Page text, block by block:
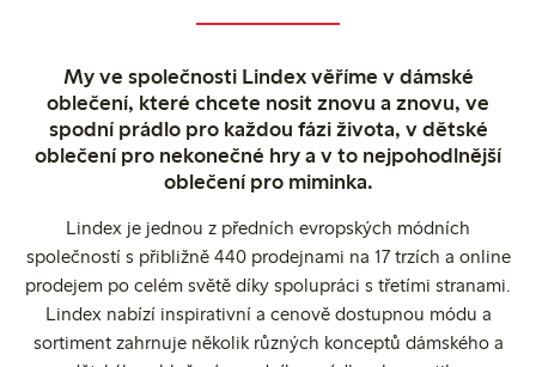
My ve společnosti Lindex věříme v dámské
oblečení, které chcete nosit znovu a znovu, ve
spodní prádlo pro každou fázi života, v dětské
oblečení pro nekonečné hry a v to nejpohodlnější
oblečení pro miminka.
Lindex je jednou z předních evropských módních
společností s přibližně 440 prodejnami na 17 trzích a online
prodejem po celém světě díky spolupráci s třetími stranami.
Lindex nabízí inspirativní a cenově dostupnou módu a
sortiment zahrnuje několik různých konceptů dámského a